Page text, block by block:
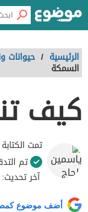
الرئيسية / حيوانات
السمكة
كيف
تمت
تم
آخر تحديث:
أضف موضوع